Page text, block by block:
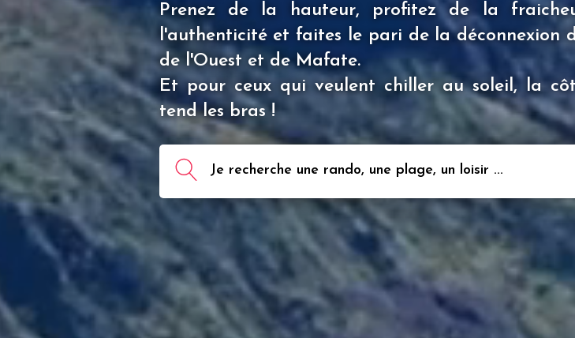
Prenez de la hauteur, profitez de la
l'authenticité et faites le pari de la déconnexion
de l'Ouest et de Mafate.
Et pour ceux qui veulent chiller au soleil, la
tend les bras !
Je recherche une rando, une plage, un loisir ...